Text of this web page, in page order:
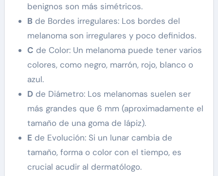
benignos son más simétricos.
B de Bordes irregulares: Los bordes del
melanoma son irregulares y poco definidos.
C de Color: Un melanoma puede tener varios
colores, como negro, marrón, rojo, blanco o
azul.
Dde Diámetro: Los melanomas suelen ser
más grandes que 6 mm (aproximadamente el
tamaño de una goma de lápiz).
E de Evolución: Si un lunar cambia de
tamaño, forma o color con el tiempo, es
crucial acudir al dermatólogo.